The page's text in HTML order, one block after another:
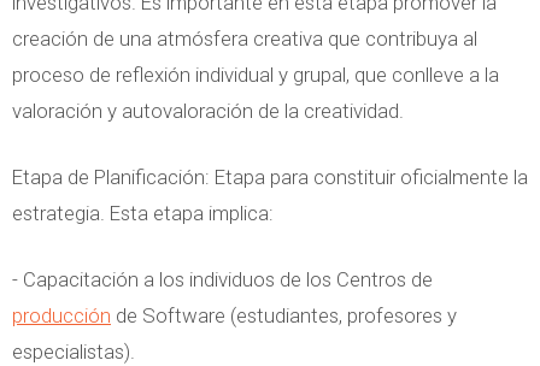
creación de una atmósfera creativa que contribuya al
proceso de reflexión individual y grupal, que conlleve a la
valoración y autovaloración de la creatividad.
Etapa de Planificación: Etapa para constituir oficialmente la
estrategia. Esta etapa implica:
- Capacitación a los individuos de los Centros de
producción de Software (estudiantes, profesores y
especialistas).